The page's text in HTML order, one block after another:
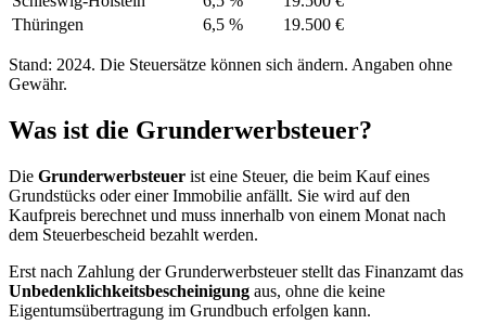
Thüringen
6,5 % 19.500 €
Stand: 2024. Die Steuersätze können sich ändern. Angaben ohne
Gewähr.
Was ist die Grunderwerbsteuer?
Die Grunderwerbsteuer ist eine Steuer, die beim Kauf eines
Grundstücks oder einer Immobilie anfällt. Sie wird auf den
Kaufpreis berechnet und muss innerhalb von einem Monat nach
dem Steuerbescheid bezahlt werden.
Erst nach Zahlung der Grunderwerbsteuer stellt das Finanzamt das
Unbedenklichkeitsbescheinigung aus, ohne die keine
Eigentumsübertragung im Grundbuch erfolgen kann.